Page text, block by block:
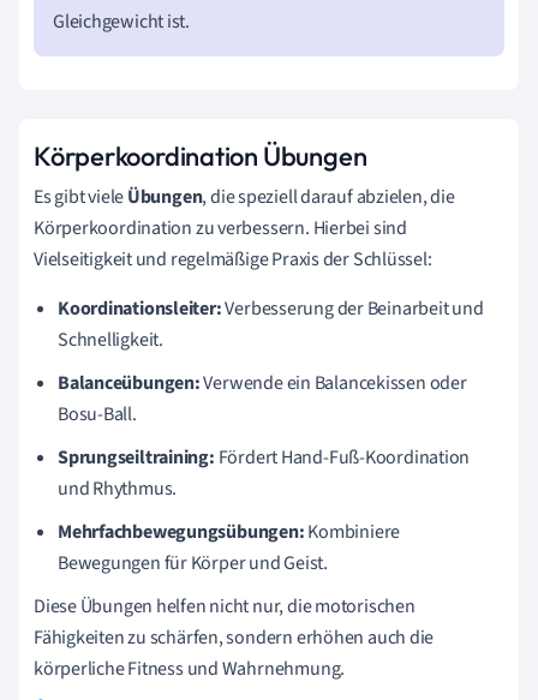
Gleichgewicht ist.
Körperkoordination Übungen
Es gibt vieleÜbungen, die speziell darauf abzielen, die
Körperkoordination zu verbessern. Hierbei sind
Vielseitigkeit und regelmäßige Praxis der Schlüssel:
Koordinationsleiter:Verbesserung der Beinarbeit und
Schnelligkeit.
Balanceübungen:Verwende ein Balancekissen oder
Bosu-Ball.
Sprungseiltraining: Fördert Hand-Fuß-Koordination
und Rhythmus.
Mehrfachbewegungsübungen:Kombiniere
Bewegungen für Körper und Geist.
Diese Übungen helfen nicht nur, die motorischen
Fähigkeiten zu schärfen, sondern erhöhen auch die
körperliche Fitness und Wahrnehmung.